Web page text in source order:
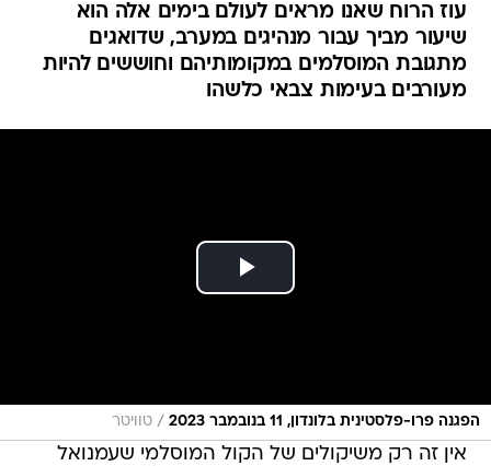
עוז הרוח שאנו מראים לעולם בימים אלה הוא
שיעור מביך עבור מנהיגים במערב, שדואגים
מתגובת המוסלמים במקומותיהם וחוששים להיות
מעורבים בעימות צבאי כלשהו
הפגנה פרו-פלסטינית בלונדון, 11 בנובמבר 2023 / טוויטר
אין זה רק משיקולים של הקול המוסלמי שעמנואל